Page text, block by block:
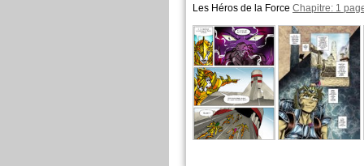
Les Héros de la Force Chapitre: 1